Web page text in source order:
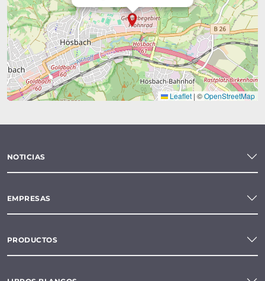
Leaflet | ©OpenStreetMap
NOTICIAS
EMPRESAS
PRODUCTOS